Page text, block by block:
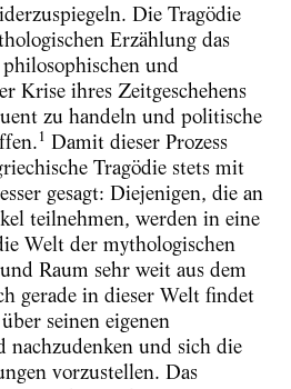
Die Tragödie
Erzählung das
und
Krise ihres Zeitgeschehens
zu handeln und politische
1 Damit dieser Prozess
Tragödie stets mit
gesagt: Diejenigen, die an
teilnehmen, werden in eine
Welt der mythologischen
Raum sehr weit aus dem
gerade in dieser Welt findet
seinen eigenen
nachzudenken und sich die
vorzustellen. Das